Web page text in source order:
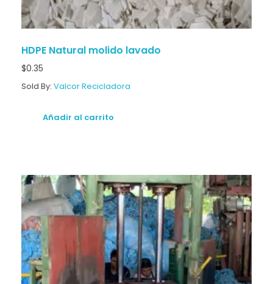
HDPE Natural molido lavado
$0.35
Sold By: Valcor Recicladora
Añadir al carrito